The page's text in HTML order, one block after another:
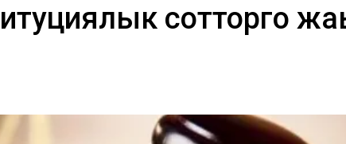
сотторго